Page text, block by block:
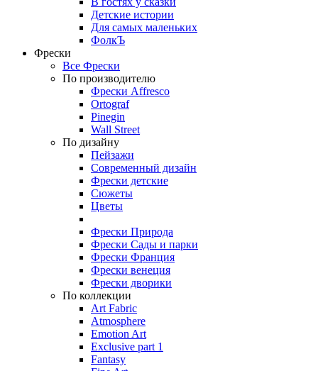
Детские истории
Для самых маленьких
ФолкЪ
Фрески
Все Фрески
По производителю
Фрески Affresco
Ortograf
Pinegin
Wall Street
По дизайну
Пейзажи
Современный дизайн
Фрески детские
Сюжеты
Цветы
Фрески Природа
Фрески Сады и парки
Фрески Франция
Фрески венеция
Фрески дворики
По коллекции
Art Fabric
Atmosphere
Emotion Art
Exclusive part 1
Fantasy